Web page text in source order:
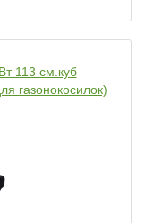
113 см.куб
газонокосилок)